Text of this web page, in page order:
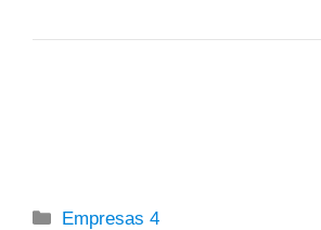
Categorías
Empresas 4